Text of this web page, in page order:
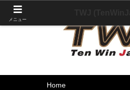
Home
メニュー